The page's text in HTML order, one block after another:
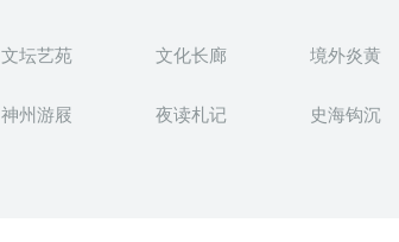
文坛艺苑 文化长廊 境外炎黄
神州游屐 夜读札记 史海钩沉